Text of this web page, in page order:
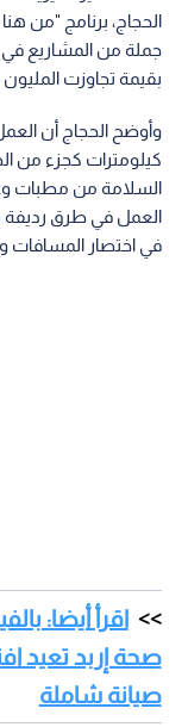
الحجاج، برنامج "من
جملة من المشاريع في
بقيمة تجاوزت
كيلومترات كجزء من
السلامة من مطبات
العمل في طرق رديفة
في اختصار المسافات
اقرأ أيضا:
صحة إربد تعيد
صيانة شاملة